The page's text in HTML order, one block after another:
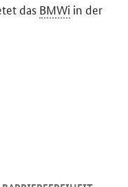
das BMWi in der